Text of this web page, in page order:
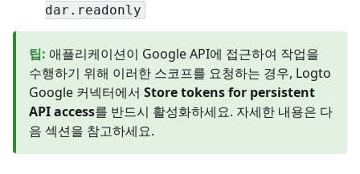
dar.readonly
팁: 애플리케이션이 Google API에 접근하여 작업을
수행하기 위해 이러한 스코프를 요청하는 경우, Logto
Google 커넥터에서 Store tokens for persistent
API access를 반드시 활성화하세요. 자세한 내용은 다
음 섹션을 참고하세요.